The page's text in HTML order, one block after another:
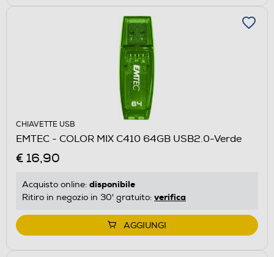
CHIAVETTE USB
EMTEC - COLOR MIX C410 64GB USB2.0-Verde
€ 16,90
Acquisto online: disponibile
Ritiro in negozio in 30' gratuito: verifica
AGGIUNGI